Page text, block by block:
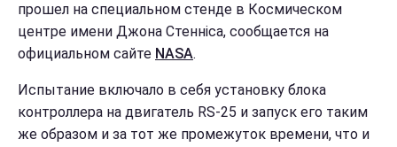
прошел на специальном стенде в Космическом
центре имени Джона Стенніса, сообщается на
официальном сайте NASA.
Испытание включало в себя установку блока
контроллера на двигатель RS-25 и запуск его таким
же образом и за тот же промежуток времени, что и